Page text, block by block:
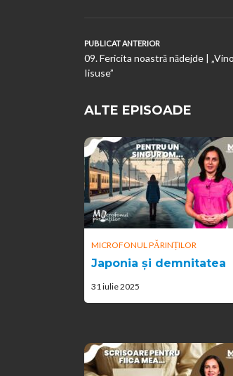
PUBLICAT ANTERIOR
09. Fericita noastră nădejde |
Iisuse”
ALTE EPISOADE
MICROFONUL PĂRINȚILOR
Japonia și demnitatea
31 iulie 2025